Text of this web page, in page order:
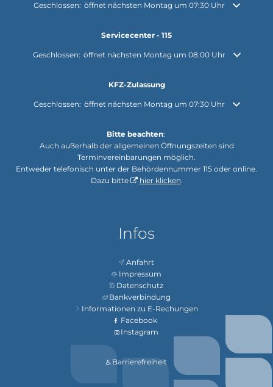
Klicken, um weitere Öffnungs- oder Schließzeiten auszublenden
Geschlossen: öffnet nächsten Montag um 07:30 Uhr
Servicecenter - 115
Klicken, um weitere Öffnungs- oder Schließzeiten auszublenden
Geschlossen: öffnet nächsten Montag um 08:00 Uhr
KFZ-Zulassung
Klicken, um weitere Öffnungs- oder Schließzeiten auszublenden
Geschlossen: öffnet nächsten Montag um 07:30 Uhr
Bitte beachten:
Auch außerhalb der allgemeinen Öffnungszeiten sind
Terminvereinbarungen möglich.
Entweder telefonisch unter der Behördennummer 115 oder online.
Dazu bitte
hier klicken.
Infos
Anfahrt
Impressum
Datenschutz
Bankverbindung
Informationen zu E-Rechungen
Facebook
Instagram
Barrierefreiheit